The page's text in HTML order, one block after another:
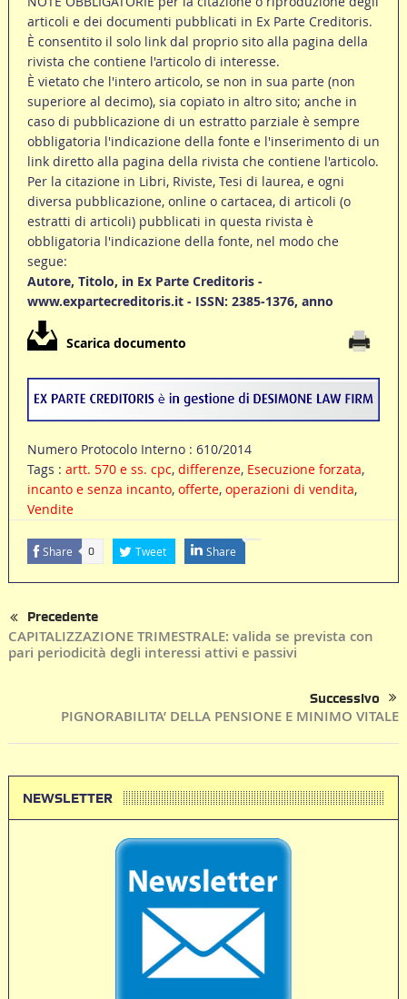
articoli e dei documenti pubblicati in Ex Parte Creditoris.
È consentito il solo link dal proprio sito alla pagina della
rivista che contiene l'articolo di interesse.
È vietato che l'intero articolo, se non in sua parte (non
superiore al decimo), sia copiato in altro sito; anche in
caso di pubblicazione di un estratto parziale è sempre
obbligatoria l'indicazione della fonte e l'inserimento di un
link diretto alla pagina della rivista che contiene l'articolo.
Per la citazione in Libri, Riviste, Tesi di laurea, e ogni
diversa pubblicazione, online o cartacea, di articoli (o
estratti di articoli) pubblicati in questa rivista è
obbligatoria l'indicazione della fonte, nel modo che
segue:
Autore, Titolo, in Ex Parte Creditoris -
www.expartecreditoris.it - ISSN: 2385-1376, anno
Scarica documento
Numero Protocolo Interno : 610/2014
Tags : artt. 570 e ss. cpc, differenze, Esecuzione forzata,
incanto e senza incanto, offerte, operazioni di vendita,
Vendite
Share 0 Tweet Share
Precedente
CAPITALIZZAZIONE TRIMESTRALE: valida se prevista con
pari periodicità degli interessi attivi e passivi
Successivo
PIGNORABILITA’ DELLA PENSIONE E MINIMO VITALE
NEWSLETTER